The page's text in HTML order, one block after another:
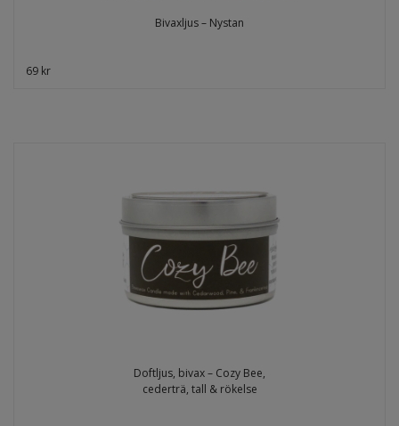
Bivaxljus – Nystan
69 kr
Doftljus, bivax – Cozy Bee,
cederträ, tall & rökelse